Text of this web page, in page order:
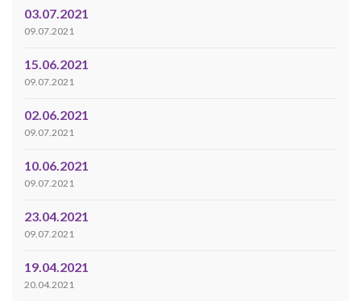
03.07.2021
09.07.2021
15.06.2021
09.07.2021
02.06.2021
09.07.2021
10.06.2021
09.07.2021
23.04.2021
09.07.2021
19.04.2021
20.04.2021